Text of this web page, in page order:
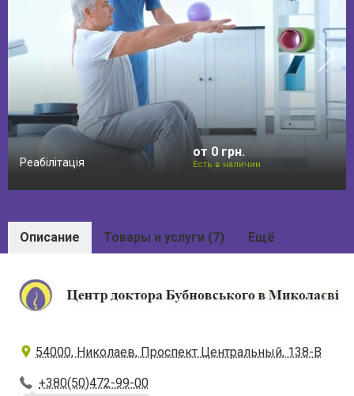
Реабілітація
от 0 грн.
Есть в наличии
Описание Товары и услуги (7) Ещё
54000, Николаев, Проспект Центральный, 138-В
+380(50)472-99-00